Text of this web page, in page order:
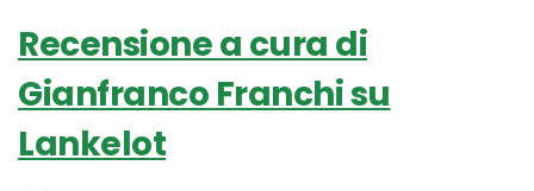
Recensione a cura di
Gianfranco Franchi su
Lankelot